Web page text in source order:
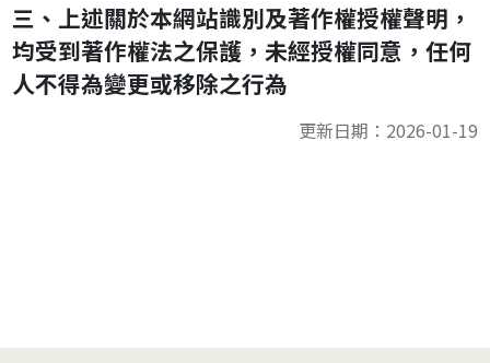
三、上述關於本網站識別及著作權授權聲明，
均受到著作權法之保護，未經授權同意，任何
人不得為變更或移除之行為
更新日期：2026-01-19